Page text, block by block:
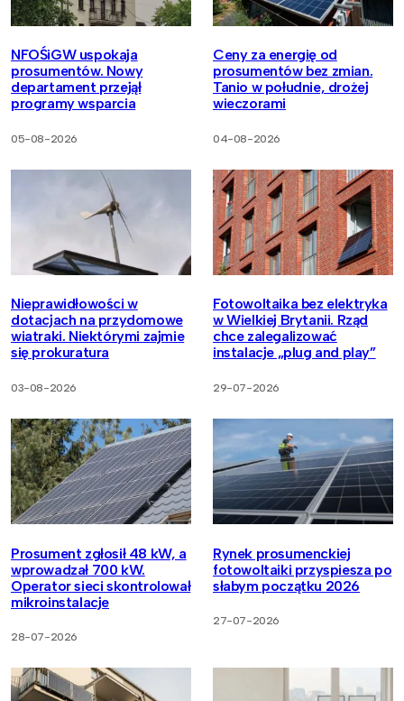
NFOŚiGW uspokaja
prosumentów. Nowy
departament przejął
programy wsparcia
05-08-2026
Ceny za energię od
prosumentów bez zmian.
Tanio w południe, drożej
wieczorami
04-08-2026
Nieprawidłowości w
dotacjach na przydomowe
wiatraki. Niektórymi zajmie
się prokuratura
03-08-2026
Fotowoltaika bez elektryka
w Wielkiej Brytanii. Rząd
chce zalegalizować
instalacje „plug and play”
29-07-2026
Prosument zgłosił 48 kW, a
wprowadzał 700 kW.
Operator sieci skontrolował
mikroinstalacje
28-07-2026
Rynek prosumenckiej
fotowoltaiki przyspiesza po
słabym początku 2026
27-07-2026